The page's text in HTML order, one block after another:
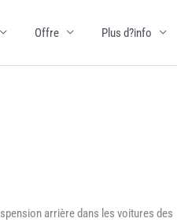
Offre Plus d?info
arrière dans les voitures des